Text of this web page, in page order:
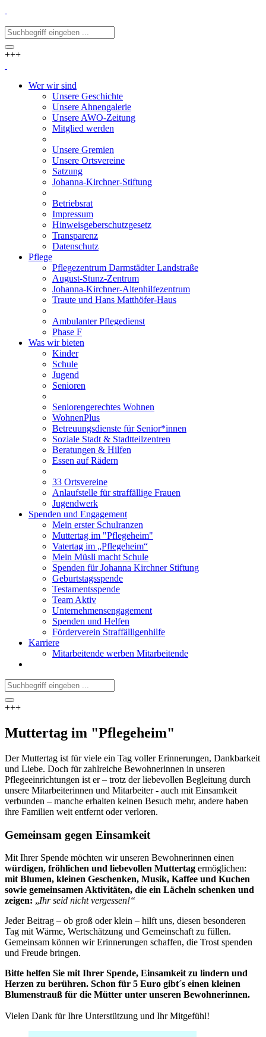
+++
Wer wir sind
Unsere Geschichte
Unsere Ahnengalerie
Unsere AWO-Zeitung
Mitglied werden
Unsere Gremien
Unsere Ortsvereine
Satzung
Johanna-Kirchner-Stiftung
Betriebsrat
Impressum
Hinweisgeberschutzgesetz
Transparenz
Datenschutz
Pflege
Pflegezentrum Darmstädter Landstraße
August-Stunz-Zentrum
Johanna-Kirchner-Altenhilfezentrum
Traute und Hans Matthöfer-Haus
Ambulanter Pflegedienst
Phase F
Was wir bieten
Kinder
Schule
Jugend
Senioren
Seniorengerechtes Wohnen
WohnenPlus
Betreuungsdienste für Senior*innen
Soziale Stadt & Stadtteilzentren
Beratungen & Hilfen
Essen auf Rädern
33 Ortsvereine
Anlaufstelle für straffällige Frauen
Jugendwerk
Spenden und Engagement
Mein erster Schulranzen
Muttertag im "Pflegeheim"
Vatertag im „Pflegeheim“
Mein Müsli macht Schule
Spenden für Johanna Kirchner Stiftung
Geburtstagsspende
Testamentsspende
Team Aktiv
Unternehmensengagement
Spenden und Helfen
Förderverein Straffälligenhilfe
Karriere
Mitarbeitende werben Mitarbeitende
+++
Muttertag im "Pflegeheim"
Der Muttertag ist für viele ein Tag voller Erinnerungen, Dankbarkeit
und Liebe. Doch für zahlreiche Bewohnerinnen in unseren
Pflegeeinrichtungen ist er – trotz der liebevollen Begleitung durch
unsere Mitarbeiterinnen und Mitarbeiter - auch mit Einsamkeit
verbunden – manche erhalten keinen Besuch mehr, andere haben
ihre Familien weit entfernt oder verloren.
Gemeinsam gegen Einsamkeit
Mit Ihrer Spende möchten wir unseren Bewohnerinnen einen
würdigen, fröhlichen und liebevollen Muttertag ermöglichen:
mit Blumen, kleinen Geschenken, Musik, Kaffee und Kuchen
sowie gemeinsamen Aktivitäten, die ein Lächeln schenken und
zeigen: „Ihr seid nicht vergessen!“
Jeder Beitrag – ob groß oder klein – hilft uns, diesen besonderen
Tag mit Wärme, Wertschätzung und Gemeinschaft zu füllen.
Gemeinsam können wir Erinnerungen schaffen, die Trost spenden
und Freude bringen.
Bitte helfen Sie mit Ihrer Spende, Einsamkeit zu lindern und
Herzen zu berühren. Schon für 5 Euro gibt´s einen kleinen
Blumenstrauß für die Mütter unter unseren Bewohnerinnen.
Vielen Dank für Ihre Unterstützung und Ihr Mitgefühl!